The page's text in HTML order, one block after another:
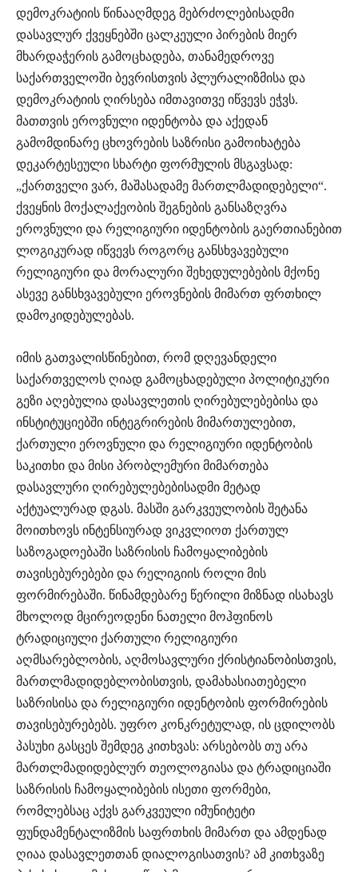
დემოკრატიის წინააღმდეგ მებრძოლებისადმი
დასავლურ ქვეყნებში ცალკეული პირების მიერ
მხარდაჭერის გამოცხადება, თანამედროვე
საქართველოში ბევრისთვის პლურალიზმისა და
დემოკრატიის ღირსება იმთავითვე იწვევს ეჭვს.
მათთვის ეროვნული იდენტობა და აქედან
გამომდინარე ცხოვრების საზრისი გამოიხატება
დეკარტესეული სხარტი ფორმულის მსგავსად:
„ქართველი ვარ, მაშასადამე მართლმადიდებელი“.
ქვეყნის მოქალაქეობის შეგნების განსაზღვრა
ეროვნული და რელიგიური იდენტობის გაერთიანებით
ლოგიკურად იწვევს როგორც განსხვავებული
რელიგიური და მორალური შეხედულებების მქონე
ასევე განსხვავებული ეროვნების მიმართ ფრთხილ
დამოკიდებულებას.
იმის გათვალისწინებით, რომ დღევანდელი
საქართველოს ღიად გამოცხადებული პოლიტიკური
გეზი აღებულია დასავლეთის ღირებულებებისა და
ინსტიტუციებში ინტეგრირების მიმართულებით,
ქართული ეროვნული და რელიგიური იდენტობის
საკითხი და მისი პრობლემური მიმართება
დასავლური ღირებულებებისადმი მეტად
აქტუალურად დგას. მასში გარკვეულობის შეტანა
მოითხოვს ინტენსიურად ვიკვლიოთ ქართულ
საზოგადოებაში საზრისის ჩამოყალიბების
თავისებურებები და რელიგიის როლი მის
ფორმირებაში. წინამდებარე წერილი მიზნად ისახავს
მხოლოდ მცირეოდენი ნათელი მოჰფინოს
ტრადიციული ქართული რელიგიური
აღმსარებლობის, აღმოსავლური ქრისტიანობისთვის,
მართლმადიდებლობისთვის, დამახასიათებელი
საზრისისა და რელიგიური იდენტობის ფორმირების
თავისებურებებს. უფრო კონკრეტულად, ის ცდილობს
პასუხი გასცეს შემდეგ კითხვას: არსებობს თუ არა
მართლმადიდებლურ თეოლოგიასა და ტრადიციაში
საზრისის ჩამოყალიბების ისეთი ფორმები,
რომლებსაც აქვს გარკვეული იმუნიტეტი
ფუნდამენტალიზმის საფრთხის მიმართ და ამდენად
ღიაა დასავლეთთან დიალოგისათვის? ამ კითხვაზე